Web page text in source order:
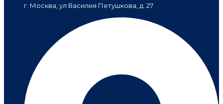
г. Москва, ул Василия Петушкова, д. 27